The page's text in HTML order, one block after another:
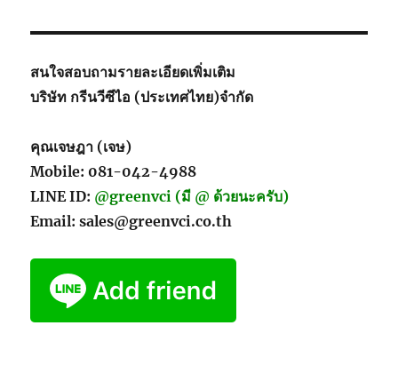
สนใจสอบถามรายละเอียดเพิ่มเติม
บริษัท กรีนวีซีไอ (ประเทศไทย)จำกัด
คุณเจษฎา (เจษ)
Mobile: 081-042-4988
LINE ID: @greenvci (มี @ ด้วยนะครับ)
Email: sales@greenvci.co.th